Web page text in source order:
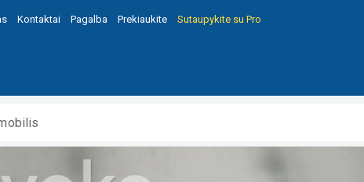
Kontaktai Pagalba Prekiaukite Sutaupykite su Pro
modulis 61A30020920 90042670